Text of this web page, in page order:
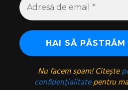
Nu facem spam! Citește
confidențialitatepentru